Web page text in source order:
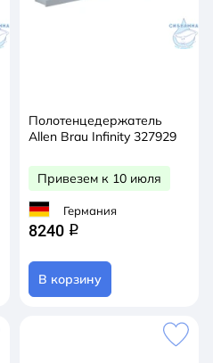
Полотенцедержатель
Allen Brau Infinity 327929
Привезем к 10 июля
Германия
8240 q
В корзину